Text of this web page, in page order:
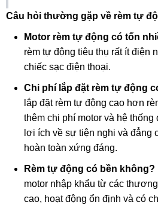
Câu hỏi thường gặp về rèm tự
Motor rèm tự động có tốn
rèm tự động tiêu thụ rất ít điện
chiếc sạc điện thoại.
Chi phí lắp đặt rèm tự động
lắp đặt rèm tự động cao hơn
thêm chi phí motor và hệ thống
lợi ích về sự tiện nghi và đẳng
hoàn toàn xứng đáng.
Rèm tự động có bền không?
motor nhập khẩu từ các
cao, hoạt động ổn định và có